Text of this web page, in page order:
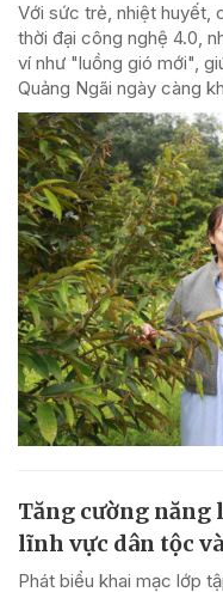
Với sức trẻ, nhiệt huyết,
thời đại công nghệ 4.0,
ví như "luồng gió mới",
Quảng Ngãi ngày càng
Tăng cường năng
lĩnh vực dân tộc
Phát biểu khai mạc lớp